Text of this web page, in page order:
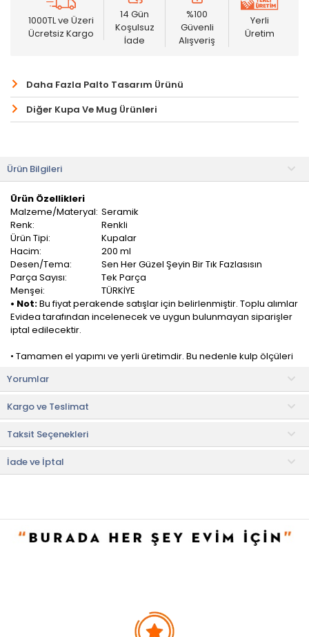
1000TL ve Üzeri
Ücretsiz Kargo
14 Gün
Koşulsuz
İade
%100
Güvenli
Alışveriş
Yerli
Üretim
Daha Fazla Palto Tasarım Ürünü
Diğer Kupa Ve Mug Ürünleri
Ürün Bilgileri
Ürün Özellikleri
Malzeme/Materyal: Seramik
Renk:
Renkli
Ürün Tipi:
Kupalar
Hacim:
200 ml
Desen/Tema:
Sen Her Güzel Şeyin Bir Tık Fazlasısın
Parça Sayısı:
Tek Parça
Menşei:
TÜRKİYE
• Not:Bu fiyat perakende satışlar için belirlenmiştir. Toplu alımlar
Evidea tarafından incelenecek ve uygun bulunmayan siparişler
iptal edilecektir.
• Tamamen el yapımı ve yerli üretimdir. Bu nedenle kulp ölçüleri
• Seramiktir.
Palto Tasarım Sen Her Güzel Şeyin Bir Tık Fazlasısın Kare Kupa,
hem mizah dolu bir yaklaşım hem de günlük yaşamın getirdiği
gerçekliklere esprili bir gözle bakmanın bir yolu. içerisinde
taşıdığı eğlenceli sloganıyla kahve veya çay keyfinizi
renklendirecek.
Seramik malzemeden üretilen kupa, dayanıklı yapısı ile uzun
Yorumlar
Kargo ve Teslimat
Taksit Seçenekleri
İade ve İptal